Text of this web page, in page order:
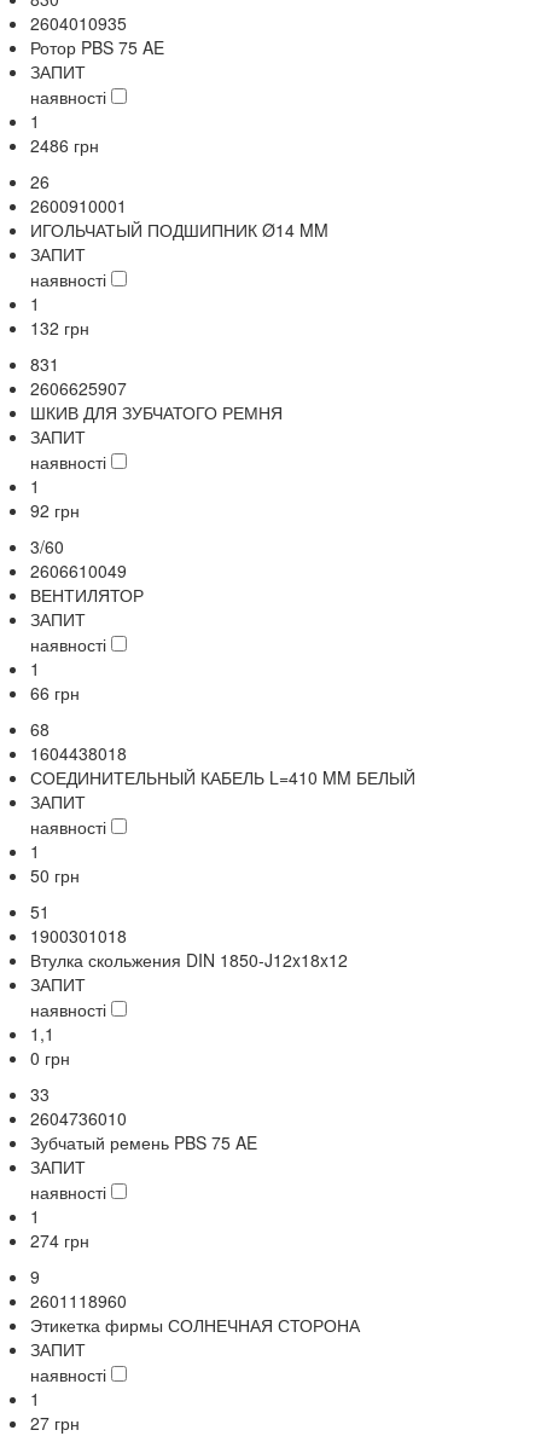
2604010935
Ротор PBS 75 AE
ЗАПИТ
наявності
1
2486 грн
26
2600910001
ИГОЛЬЧАТЫЙ ПОДШИПНИК Ø14 MM
ЗАПИТ
наявності
1
132 грн
831
2606625907
ШКИВ ДЛЯ ЗУБЧАТОГО РЕМНЯ
ЗАПИТ
наявності
1
92 грн
3/60
2606610049
ВЕНТИЛЯТОР
ЗАПИТ
наявності
1
66 грн
68
1604438018
СОЕДИНИТЕЛЬНЫЙ КАБЕЛЬ L=410 MM БЕЛЫЙ
ЗАПИТ
наявності
1
50 грн
51
1900301018
Втулка скольжения DIN 1850-J12x18x12
ЗАПИТ
наявності
1,1
0 грн
33
2604736010
Зубчатый ремень PBS 75 AE
ЗАПИТ
наявності
1
274 грн
9
2601118960
Этикетка фирмы СОЛНЕЧНАЯ СТОРОНА
ЗАПИТ
наявності
1
27 грн